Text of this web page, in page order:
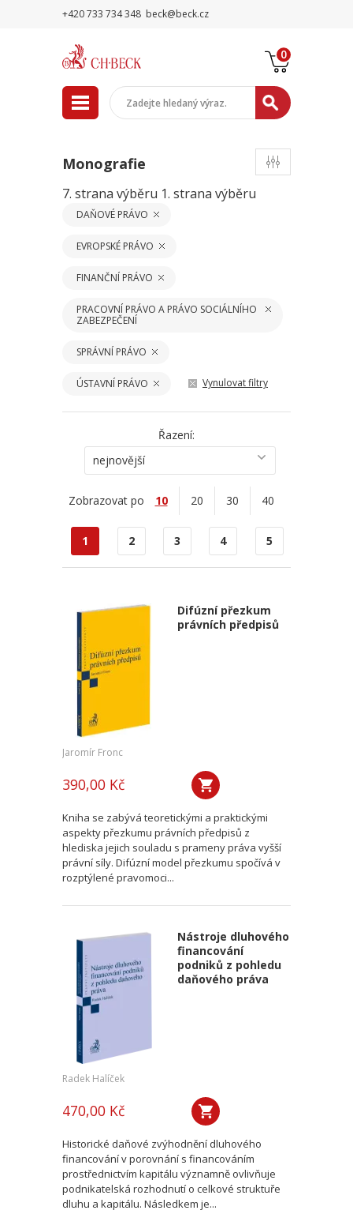
+420 733 734 348 beck@beck.cz
0
Monografie
7. strana výběru 1. strana výběru
DAŇOVÉ PRÁVO
EVROPSKÉ PRÁVO
FINANČNÍ PRÁVO
PRACOVNÍ PRÁVO A PRÁVO SOCIÁLNÍHO
ZABEZPEČENÍ
SPRÁVNÍ PRÁVO
ÚSTAVNÍ PRÁVO Vynulovat filtry
Řazení:
nejnovější
Zobrazovat po 10 20 30 40
1 2 3 4 5
Difúzní přezkum
právních předpisů
Jaromír Fronc
390,00 Kč
Kniha se zabývá teoretickými a praktickými
aspekty přezkumu právních předpisů z
hlediska jejich souladu s prameny práva vyšší
právní síly. Difúzní model přezkumu spočívá v
rozptýlené pravomoci...
Nástroje dluhového
financování
podniků z pohledu
daňového práva
Radek Halíček
470,00 Kč
Historické daňové zvýhodnění dluhového
financování v porovnání s financováním
prostřednictvím kapitálu významně ovlivňuje
podnikatelská rozhodnutí o celkové struktuře
dluhu a kapitálu. Následkem je...